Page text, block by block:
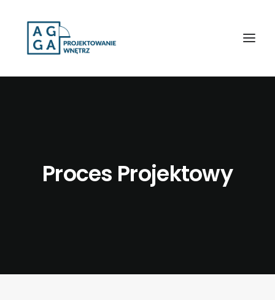
Proces Projektowy